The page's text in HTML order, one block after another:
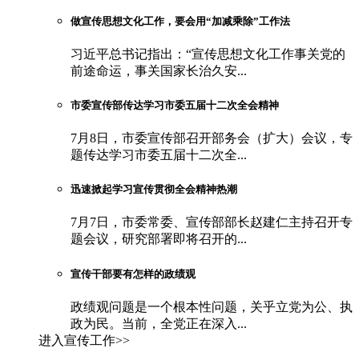
做宣传思想文化工作，要会用“加减乘除”工作法
习近平总书记指出：“宣传思想文化工作事关党的
前途命运，事关国家长治久安...
市委宣传部传达学习市委五届十二次全会精神
7月8日，市委宣传部召开部务会（扩大）会议，专
题传达学习市委五届十二次全...
迅速掀起学习宣传贯彻全会精神热潮
7月7日，市委常委、宣传部部长赵建仁主持召开专
题会议，研究部署即将召开的...
宣传干部要有怎样的政绩观
政绩观问题是一个根本性问题，关乎立党为公、执
政为民。当前，全党正在深入...
进入宣传工作>>